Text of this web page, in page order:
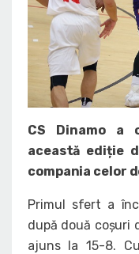
CS Dinamo a
această ediție
compania celor
Primul sfert a
după două coșuri
ajuns la 15-8.